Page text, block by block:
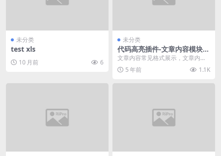
未分类
test xls
10 月前 6
未分类
代码高亮插件-文章内容模块展
示
文章内容常见格式展示，文章内容
模块展示，文章内自带视频，灯箱
相册，单图片灯箱，代...
5 年前 1.1K